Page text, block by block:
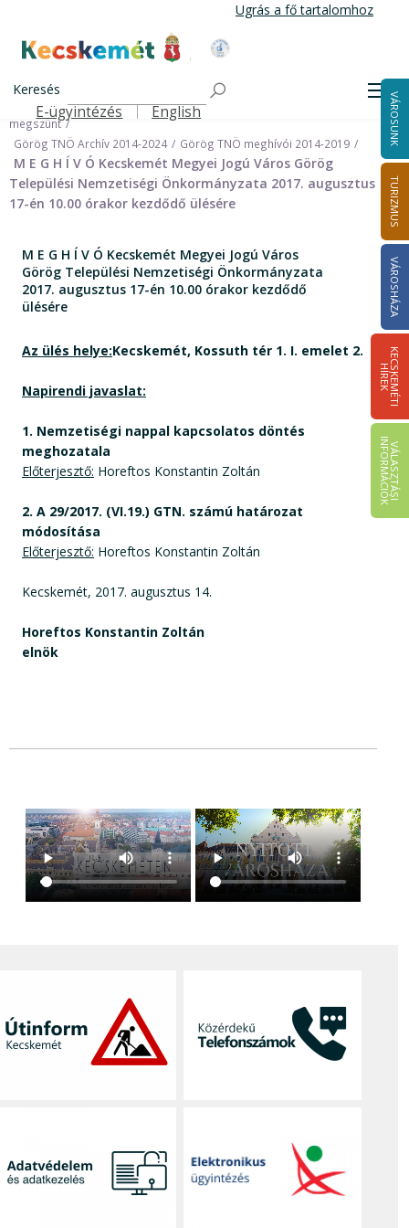
tartalomra
Ugrás a fő tartalomhoz
Kecskemét Város Honlapja
Keresés
Felső navigáció
E-ügyintézés English VÁROSUNK
TURIZMUS
VÁROSHÁZA
K
E
C
S
K
E
M
É
T
I
HÍ
R
E
K
V
Á
L
A
S
Z
T
Á
S
I
IN
F
O
R
M
Á
C
I
Ó
K
Önkormányzat
Nemzetiségi Önkormányzatok
Görög Települési Nemzetiségi Önkormányzat (Archív) 2024.09.30-án
megszünt
Görög TNÖ Archív 2014-2024
Görög TNÖ meghívói 2014-2019
M E G H Í V Ó Kecskemét Megyei Jogú Város Görög
Települési Nemzetiségi Önkormányzata 2017. augusztus
17-én 10.00 órakor kezdődő ülésére
M E G H Í V Ó Kecskemét Megyei Jogú Város
Görög Települési Nemzetiségi Önkormányzata
2017. augusztus 17-én 10.00 órakor kezdődő
ülésére
Az ülés helye:Kecskemét, Kossuth tér 1. I. emelet 2.
Napirendi javaslat:
1. Nemzetiségi nappal kapcsolatos döntés
meghozatala
Előterjesztő: Horeftos Konstantin Zoltán
2. A 29/2017. (VI.19.) GTN. számú határozat
módosítása
Előterjesztő: Horeftos Konstantin Zoltán
Kecskemét, 2017. augusztus 14.
Horeftos Konstantin Zoltán
elnök